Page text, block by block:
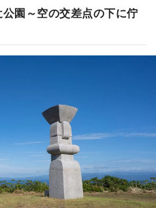
園～空の交差点の下に佇